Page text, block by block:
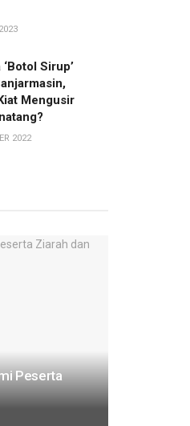
Sirup’
Mengusir
2022
Peserta